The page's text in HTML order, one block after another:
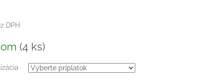
DPH
(4 ks)